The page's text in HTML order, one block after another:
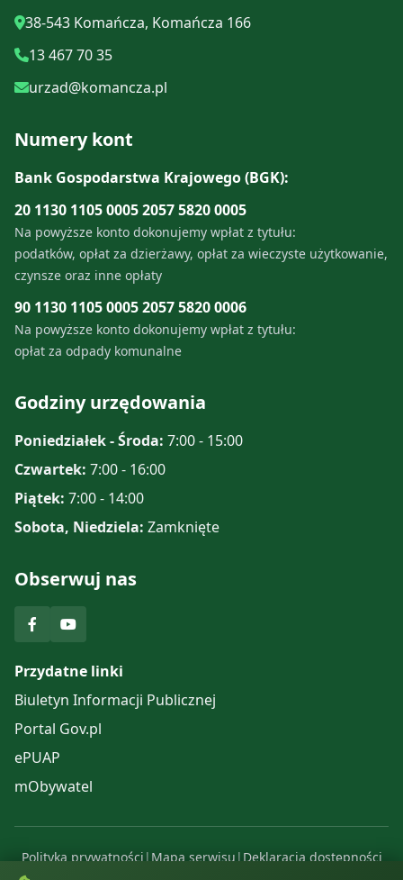
38-543 Komańcza, Komańcza 166
13 467 70 35
urzad@komancza.pl
Numery kont
Bank Gospodarstwa Krajowego (BGK):
20 1130 1105 0005 2057 5820 0005
Na powyższe konto dokonujemy wpłat z tytułu:
podatków, opłat za dzierżawy, opłat za wieczyste użytkowanie,
czynsze oraz inne opłaty
90 1130 1105 0005 2057 5820 0006
Na powyższe konto dokonujemy wpłat z tytułu:
opłat za odpady komunalne
Godziny urzędowania
Poniedziałek - Środa: 7:00 - 15:00
Czwartek: 7:00 - 16:00
Piątek: 7:00 - 14:00
Sobota, Niedziela: Zamknięte
Obserwuj nas
Przydatne linki
Biuletyn Informacji Publicznej
Portal Gov.pl
ePUAP
mObywatel
Polityka prywatności | Mapa serwisu | Deklaracja dostępności
© 2025 Urząd Gminy Komańcza. Wszelkie prawa zastrzeżone.